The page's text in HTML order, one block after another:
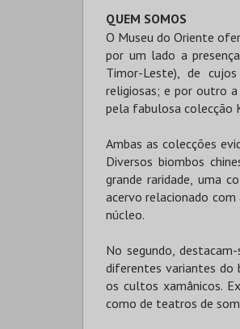
QUEM SOMOS
O Museu do Oriente
por um lado a
Timor-Leste), de
religiosas; e por outro
pela fabulosa colecção
Ambas as colecções
Diversos biombos
grande raridade, uma
acervo relacionado
núcleo.
No segundo,
diferentes variantes do
os cultos xamânicos.
como de teatros de